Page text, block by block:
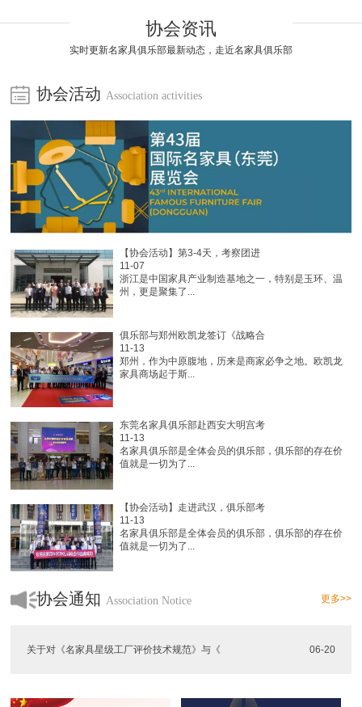
协会资讯
实时更新名家具俱乐部最新动态，走近名家具俱乐部
协会活动 Association activities
【协会活动】第3-4天，考察团进
11-07
浙江是中国家具产业制造基地之一，特别是玉环、温
州，更是聚集了...
俱乐部与郑州欧凯龙签订《战略合
11-13
郑州，作为中原腹地，历来是商家必争之地。欧凯龙
家具商场起于斯...
东莞名家具俱乐部赴西安大明宫考
11-13
名家具俱乐部是全体会员的俱乐部，俱乐部的存在价
值就是一切为了...
【协会活动】走进武汉，俱乐部考
11-13
名家具俱乐部是全体会员的俱乐部，俱乐部的存在价
值就是一切为了...
协会通知 Association Notice 更多>>
关于对《名家具星级工厂评价技术规范》与《 06-20